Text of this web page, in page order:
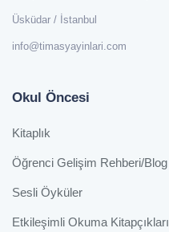
Üsküdar / İstanbul
info@timasyayinlari.com
Okul Öncesi
Kitaplık
Öğrenci Gelişim Rehberi/Blog
Sesli Öyküler
Etkileşimli Okuma Kitapçıkları